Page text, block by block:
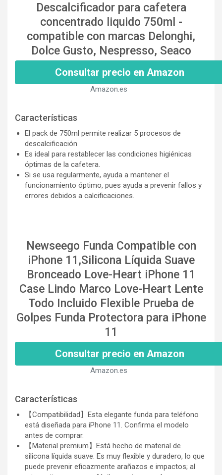
Descalcificador para cafetera
concentrado liquido 750ml -
compatible con marcas Delonghi,
Dolce Gusto, Nespresso, Seaco
Consultar precio en Amazon
Amazon.es
Características
El pack de 750ml permite realizar 5 procesos de
descalcificación
Es ideal para restablecer las condiciones higiénicas
óptimas de la cafetera.
Si se usa regularmente, ayuda a mantener el
funcionamiento óptimo, pues ayuda a prevenir fallos y
errores debidos a calcificaciones.
Newseego Funda Compatible con
iPhone 11,Silicona Líquida Suave
Bronceado Love-Heart iPhone 11
Case Lindo Marco Love-Heart Lente
Todo Incluido Flexible Prueba de
Golpes Funda Protectora para iPhone
11
Consultar precio en Amazon
Amazon.es
Características
【Compatibilidad】Esta elegante funda para teléfono
está diseñada para iPhone 11. Confirma el modelo
antes de comprar.
【Material premium】Está hecho de material de
silicona líquida suave. Es muy flexible y duradero, lo que
puede prevenir eficazmente arañazos e impactos; al